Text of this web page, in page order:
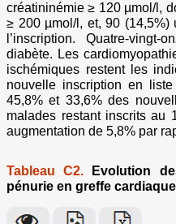
créatininémie ≥ 120 µmol/l,
≥ 200 µmol/l, et, 90
l’inscription. Quatre-
diabète. Les
ischémiques restent les
nouvelle inscription en liste
45,8% et 33,6% des
malades restant inscrits au
augmentation de 5,8% par
Tableau C2. Evolution
pénurie en greffe cardiaque